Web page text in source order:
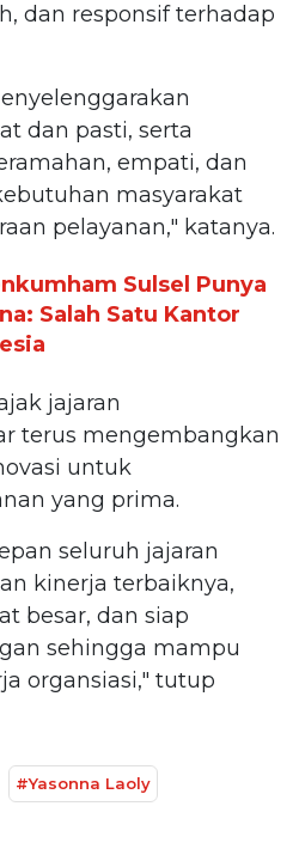
dan responsif terhadap
dan pasti, serta
empati, dan
masyarakat
pelayanan," katanya.
Sulsel Punya
Salah Satu Kantor
jajaran
terus mengembangkan
untuk
yang prima.
seluruh jajaran
kinerja terbaiknya,
besar, dan siap
sehingga mampu
organsiasi," tutup
#Yasonna Laoly